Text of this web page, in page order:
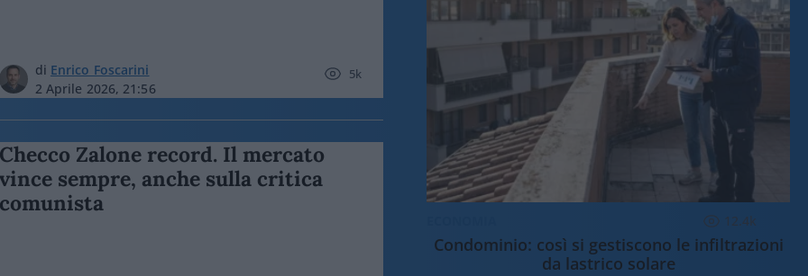
di Enrico Foscarini
2 Aprile 2026, 21:56
5k
Checco Zalone record. Il mercato
vince sempre, anche sulla critica
comunista
12.4k
Condominio: così si gestiscono le infiltrazioni
da lastrico solare